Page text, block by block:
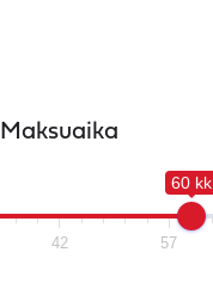
Maksuaika
60 kk
42 57